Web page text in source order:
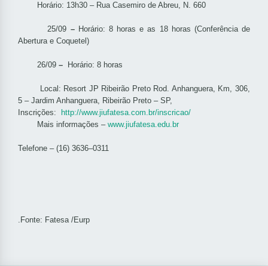
Horário: 13h30 – Rua Casemiro de Abreu, N. 660
25/09 – Horário: 8 horas e as 18 horas (Conferência de
Abertura e Coquetel)
26/09 – Horário: 8 horas
Local: Resort JP Ribeirão Preto Rod. Anhanguera, Km, 306,
5 – Jardim Anhanguera, Ribeirão Preto – SP,
Inscrições:
http://www.jiufatesa.com.br/inscricao/
Mais informações – www.jiufatesa.edu.br
Telefone – (16) 3636–0311
.Fonte: Fatesa /Eurp